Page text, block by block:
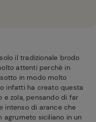
il tradizionale brodo
attenti perchè in
in modo molto
infatti ha creato questa
zola, pensando di far
intenso di arance che
agrumeto siciliano in un